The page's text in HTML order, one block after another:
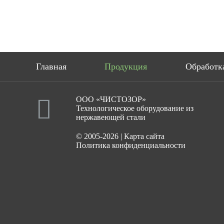
Главная Продукция
ООО «ЧИСТОЗОР»
Технологическое оборудование из
нержавеющей стали
© 2005-2026 | Карта сайта
Политика конфиденциальности